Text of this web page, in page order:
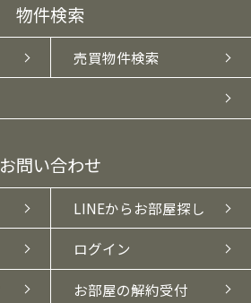
物件検索
売買物件検索
お問い合わせ
LINEからお部屋探し
ログイン
お部屋の解約受付